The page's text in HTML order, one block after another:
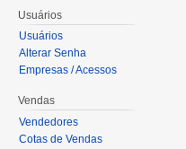
Usuários
Usuários
Alterar Senha
Empresas / Acessos
Vendas
Vendedores
Cotas de Vendas